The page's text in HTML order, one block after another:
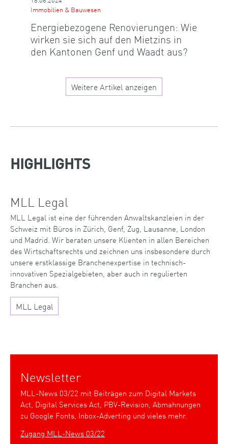
Immobilien & Bauwesen
Energiebezogene Renovierungen: Wie
wirken sie sich auf den Mietzins in
den Kantonen Genf und Waadt aus?
Weitere Artikel anzeigen
HIGHLIGHTS
MLL Legal
MLL Legal ist eine der führenden Anwaltskanzleien in der
Schweiz mit Büros in Zürich, Genf, Zug, Lausanne, London
und Madrid. Wir beraten unsere Klienten in allen Bereichen
des Wirtschaftsrechts und zeichnen uns insbesondere durch
unsere erstklassige Branchenexpertise in technisch-
innovativen Spezialgebieten, aber auch in regulierten
Branchen aus.
MLL Legal
Newsletter
MLL-News 03/22 mit Beiträgen zum Digital Markets
Act, Digital Services Act, PBV-Revision, Abmahnungen
zu Google Fonts, Inbox-Adverting und vieles mehr.
Zugang MLL-News 03/22